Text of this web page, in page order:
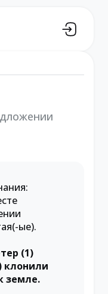
ые).
(1)
клонили
земле.